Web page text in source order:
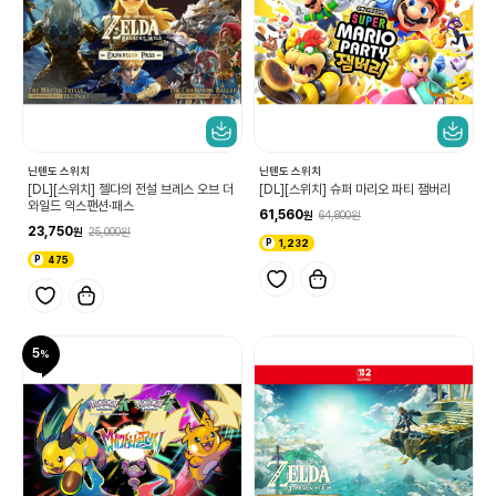
닌텐도 스위치
[DL][스위치] 젤다의 전설 브레스 오브 더
와일드 익스팬션·패스
23,750
25,000
475
닌텐도 스위치
[DL][스위치] 슈퍼 마리오 파티 잼버리
61,560
64,800
1,232
5